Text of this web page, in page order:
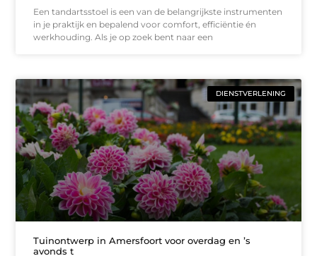
Een tandartsstoel is een van de belangrijkste instrumenten
in je praktijk en bepalend voor comfort, efficiëntie én
werkhouding. Als je op zoek bent naar een
DIENSTVERLENING
Tuinontwerp in Amersfoort voor overdag en ’s
avonds t